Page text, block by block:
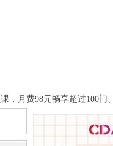
，月费98元畅享超过100门